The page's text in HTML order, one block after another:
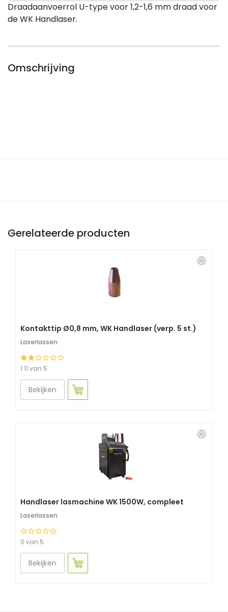
(verp.
2
aantal
Draadaanvoerrol U-type voor 1,2-1,6 mm draad voor
de WK Handlaser.
Omschrijving
Gerelateerde producten
Kontakttip Ø0,8 mm, WK Handlaser (verp. 5 st.)
Laserlassen
1.11 van 5
Bekijken
Handlaser lasmachine WK 1500W, compleet
Laserlassen
0 van 5
Bekijken